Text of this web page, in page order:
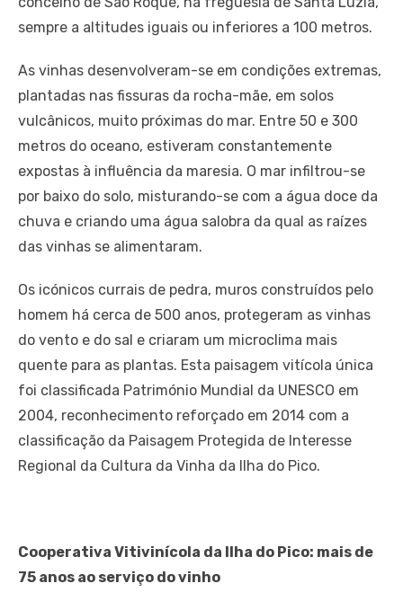
sempre a altitudes iguais ou inferiores a 100 metros.
As vinhas desenvolveram-se em condições extremas,
plantadas nas fissuras da rocha-mãe, em solos
vulcânicos, muito próximas do mar. Entre 50 e 300
metros do oceano, estiveram constantemente
expostas à influência da maresia. O mar infiltrou-se
por baixo do solo, misturando-se com a água doce da
chuva e criando uma água salobra da qual as raízes
das vinhas se alimentaram.
Os icónicos currais de pedra, muros construídos pelo
homem há cerca de 500 anos, protegeram as vinhas
do vento e do sal e criaram um microclima mais
quente para as plantas. Esta paisagem vitícola única
foi classificada Património Mundial da UNESCO em
2004, reconhecimento reforçado em 2014 com a
classificação da Paisagem Protegida de Interesse
Regional da Cultura da Vinha da Ilha do Pico.
Cooperativa Vitivinícola da Ilha do Pico: mais de
75 anos ao serviço do vinho